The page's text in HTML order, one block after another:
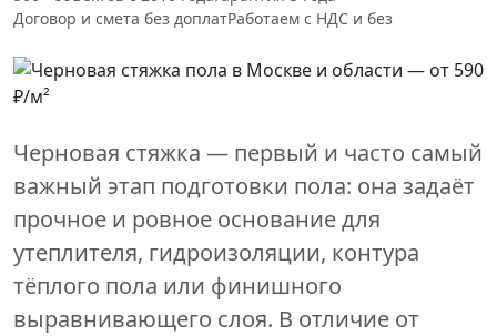
Договор и смета без доплатРаботаем с НДС и без
Черновая стяжка — первый и часто самый
важный этап подготовки пола: она задаёт
прочное и ровное основание для
утеплителя, гидроизоляции, контура
тёплого пола или финишного
выравнивающего слоя. В отличие от